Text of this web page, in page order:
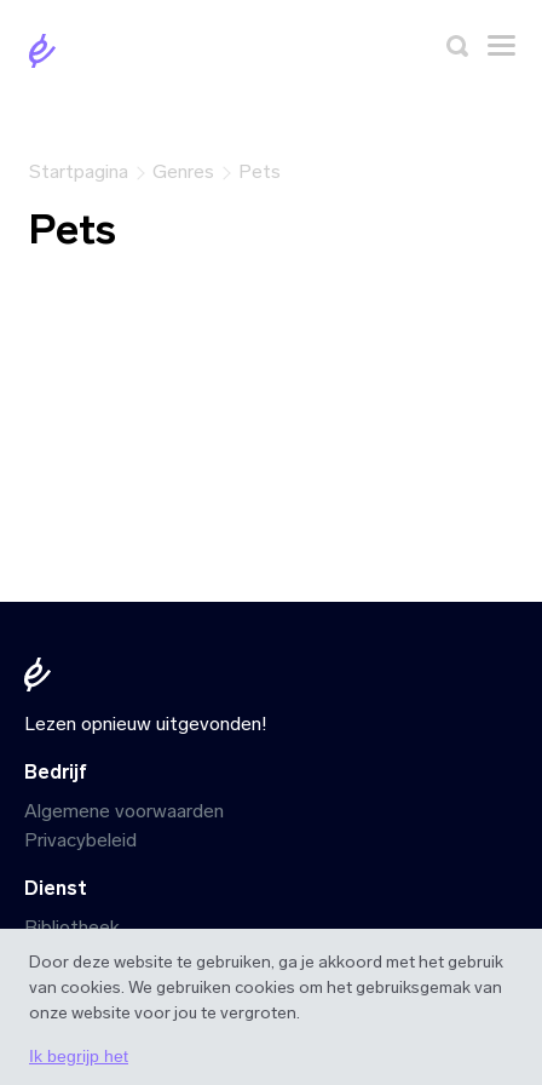
Startpagina Genres Pets
Pets
Door deze website te gebruiken, ga je akkoord met het gebruik
van cookies. We gebruiken cookies om het gebruiksgemak van
onze website voor jou te vergroten.
Ik begrijp het
Lezen opnieuw uitgevonden!
Bedrijf
Algemene voorwaarden
Privacybeleid
Dienst
Bibliotheek
Startpagina
iOS app
Android app